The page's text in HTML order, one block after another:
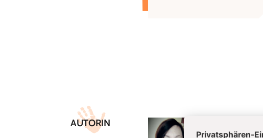
Artikel-
InfosAUTORIN